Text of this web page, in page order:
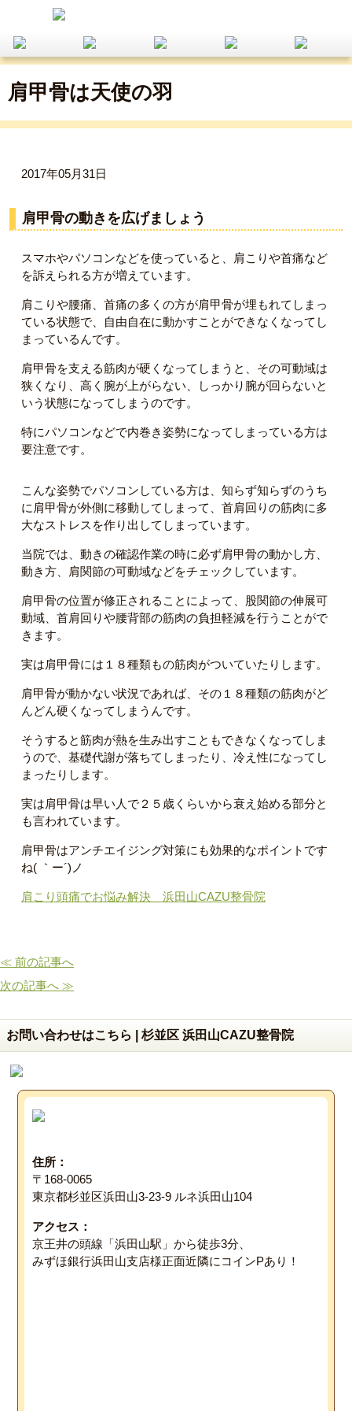
肩甲骨は天使の羽
2017年05月31日
肩甲骨の動きを広げましょう
スマホやパソコンなどを使っていると、肩こりや首痛など
を訴えられる方が増えています。
肩こりや腰痛、首痛の多くの方が肩甲骨が埋もれてしまっ
ている状態で、自由自在に動かすことができなくなってし
まっているんです。
肩甲骨を支える筋肉が硬くなってしまうと、その可動域は
狭くなり、高く腕が上がらない、しっかり腕が回らないと
いう状態になってしまうのです。
特にパソコンなどで内巻き姿勢になってしまっている方は
要注意です。
こんな姿勢でパソコンしている方は、知らず知らずのうち
に肩甲骨が外側に移動してしまって、首肩回りの筋肉に多
大なストレスを作り出してしまっています。
当院では、動きの確認作業の時に必ず肩甲骨の動かし方、
動き方、肩関節の可動域などをチェックしています。
肩甲骨の位置が修正されることによって、股関節の伸展可
動域、首肩回りや腰背部の筋肉の負担軽減を行うことがで
きます。
実は肩甲骨には１８種類もの筋肉がついていたりします。
肩甲骨が動かない状況であれば、その１８種類の筋肉がど
んどん硬くなってしまうんです。
そうすると筋肉が熱を生み出すこともできなくなってしま
うので、基礎代謝が落ちてしまったり、冷え性になってし
まったりします。
実は肩甲骨は早い人で２５歳くらいから衰え始める部分と
も言われています。
肩甲骨はアンチエイジング対策にも効果的なポイントです
ね( ｀ー´)ノ
肩こり頭痛でお悩み解決 浜田山CAZU整骨院
≪ 前の記事へ
次の記事へ ≫
お問い合わせはこちら | 杉並区 浜田山CAZU整骨院
住所：
〒168-0065
東京都杉並区浜田山3-23-9 ルネ浜田山104
アクセス：
京王井の頭線「浜田山駅」から徒歩3分、
みずほ銀行浜田山支店様正面近隣にコインPあり！